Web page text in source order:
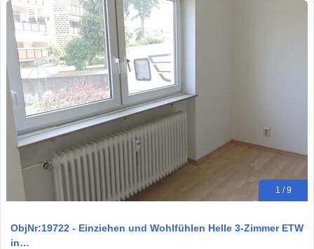
1 / 9
ObjNr:19722 - Einziehen und Wohlfühlen Helle 3-Zimmer ETW
in…